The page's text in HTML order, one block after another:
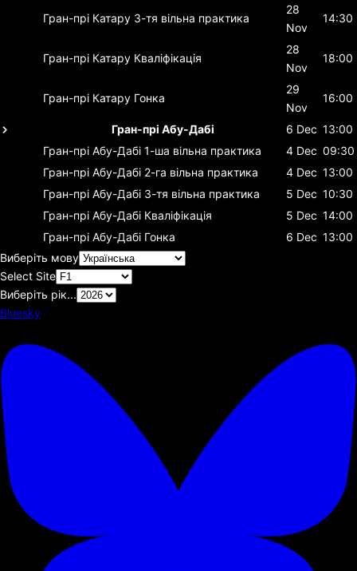
Гран-прі Катару 3-тя вільна практика
28
Nov
14:30
Гран-прі Катару Кваліфікація
28
Nov
18:00
Гран-прі Катару Гонка
29
Nov
16:00
Гран-прі Абу-Дабі 6 Dec 13:00
Гран-прі Абу-Дабі 1-ша вільна практика 4 Dec 09:30
Гран-прі Абу-Дабі 2-га вільна практика 4 Dec 13:00
Гран-прі Абу-Дабі 3-тя вільна практика 5 Dec 10:30
Гран-прі Абу-Дабі Кваліфікація 5 Dec 14:00
Гран-прі Абу-Дабі Гонка 6 Dec 13:00
Виберіть мову
Select Site
Виберіть рік...
Bluesky